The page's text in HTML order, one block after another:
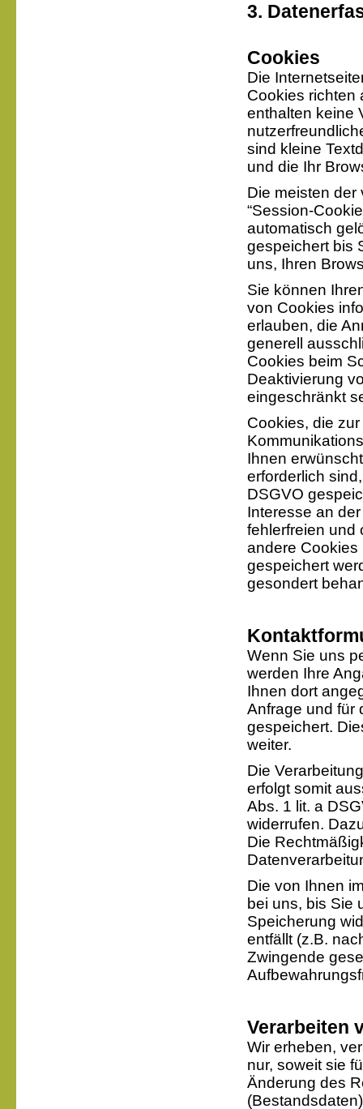
3.
Cookies
Die
Cookies richten
enthalten keine
sind kleine
und die Ihr
Die meisten
“Session-
automatisch
gespeichert bis
uns, Ihren
Sie können
von Cookies
erlauben, die
generell
Cookies beim
Deaktivierung
eingeschränkt
Cookies, die
Ihnen
erforderlich
DSGVO
Interesse an
fehlerfreien und
andere Cookies
gespeichert
gesondert
Wenn Sie uns
werden Ihre
Ihnen dort
Anfrage und für
gespeichert.
weiter.
Die
erfolgt somit
Abs. 1 lit. a
widerrufen.
Die
Die von Ihnen
bei uns, bis Sie
Speicherung
entfällt (z.B.
Zwingende
Verarbeiten
Wir erheben,
nur, soweit sie
Änderung des